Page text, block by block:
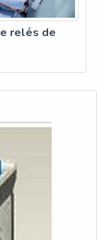
relés de